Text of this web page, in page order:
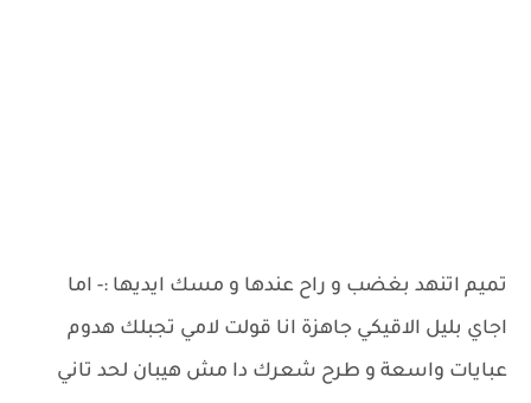
تميم اتنهد بغضب و راح عندها و مسك ايديها :- اما
اجاي بليل الاقيكي جاهزة انا قولت لامي تجبلك هدوم
عبايات واسعة و طرح شعرك دا مش هيبان لحد تاني